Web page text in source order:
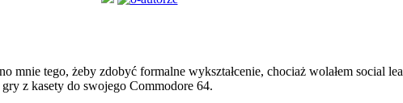
mnie tego, żeby zdobyć formalne wykształcenie, chociaż wolałem social
z kasety do swojego Commodore 64.